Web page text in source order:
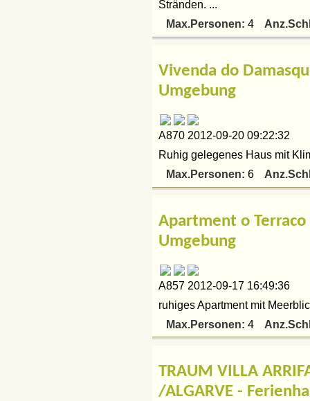
Stränden. ...
Max.Personen: 4
Vivenda do
Umgebung
A870 2012-09-20 09:22:32
Ruhig gelegenes Haus mit
Max.Personen: 6
Apartment o
Umgebung
A857 2012-09-17 16:49:36
ruhiges Apartment mit
Max.Personen: 4
TRAUM VILLA
/ALGARVE -